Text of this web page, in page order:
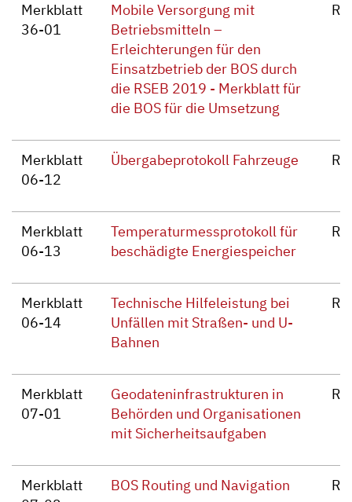
Merkblatt
36-01
Mobile Versorgung mit
Betriebsmitteln –
Erleichterungen für den
Einsatzbetrieb der BOS durch
die RSEB 2019 - Merkblatt für
die BOS für die Umsetzung
Merkblatt
06-12
Übergabeprotokoll Fahrzeuge
Merkblatt
06-13
Temperaturmessprotokoll für
beschädigte Energiespeicher
Merkblatt
06-14
Technische Hilfeleistung bei
Unfällen mit Straßen- und U-
Bahnen
Merkblatt
07-01
Geodateninfrastrukturen in
Behörden und Organisationen
mit Sicherheitsaufgaben
Merkblatt
BOS Routing und Navigation